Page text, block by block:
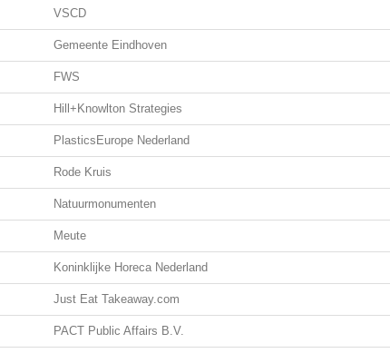
VSCD
Gemeente Eindhoven
FWS
Hill+Knowlton Strategies
PlasticsEurope Nederland
Rode Kruis
Natuurmonumenten
Meute
Koninklijke Horeca Nederland
Just Eat Takeaway.com
PACT Public Affairs B.V.